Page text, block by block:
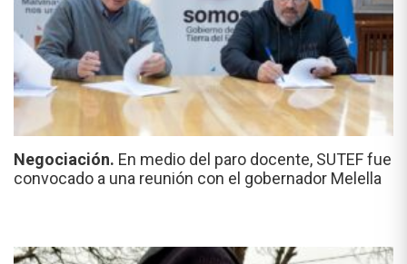
Negociación. En medio del paro docente, SUTEF fue
convocado a una reunión con el gobernador Melella